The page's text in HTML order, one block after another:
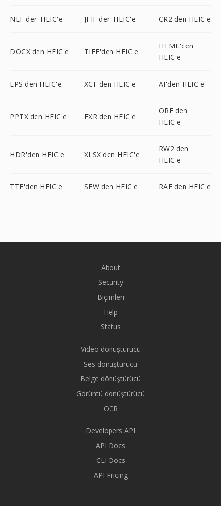
NEF'den HEIC'e JFIF'den HEIC'e CR2'den HEIC'e
DOCX'den HEIC'e TIFF'den HEIC'e
HTML'den
HEIC'e
EPS'den HEIC'e XCF'den HEIC'e AI'den HEIC'e
PPTX'den HEIC'e EXR'den HEIC'e
ORF'den
HEIC'e
HDR'den HEIC'e XLSX'den HEIC'e
RW2'den
HEIC'e
TTF'den HEIC'e SFW'den HEIC'e RAF'den HEIC'e
About
Security
Biçimleri
Help
Status
Video dönüştürücü
Ses dönüştürücü
Belge dönüştürücü
Görüntü dönüştürücü
OCR
Developers API
API Docs
CLI Docs
API Pricing